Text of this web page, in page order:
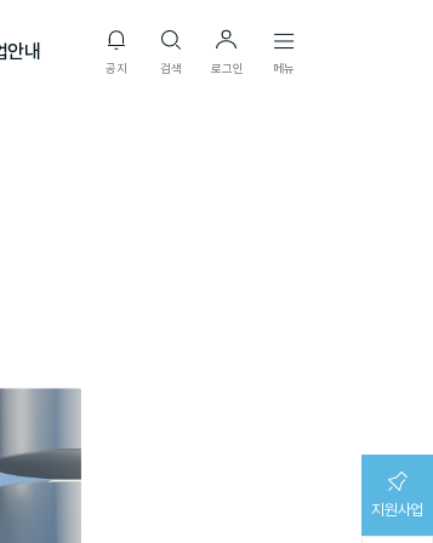
안내
공지 검색 로그인 메뉴
지원사업